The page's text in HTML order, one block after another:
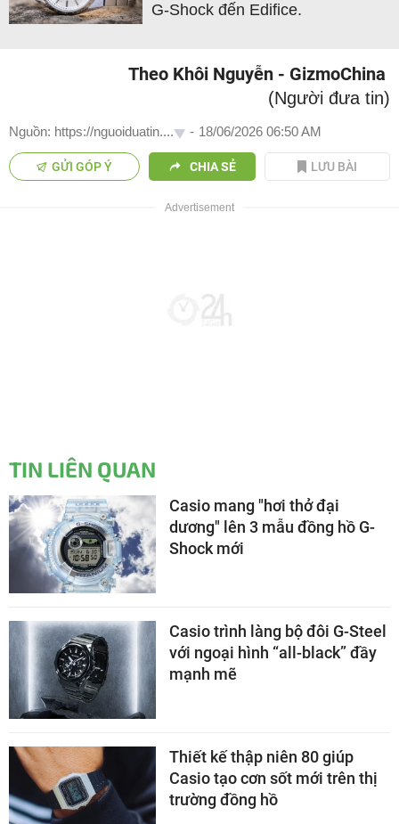
G-Shock đến Edifice.
Theo Khôi Nguyễn - GizmoChina
(Người đưa tin)
Nguồn: https://nguoiduatin.... - 18/06/2026 06:50 AM
GỬI GÓP Ý CHIA SẺ LƯU BÀI
TIN LIÊN QUAN
Casio mang "hơi thở đại
dương" lên 3 mẫu đồng hồ G-
Shock mới
Casio trình làng bộ đôi G-Steel
với ngoại hình “all-black” đầy
mạnh mẽ
Thiết kế thập niên 80 giúp
Casio tạo cơn sốt mới trên thị
trường đồng hồ